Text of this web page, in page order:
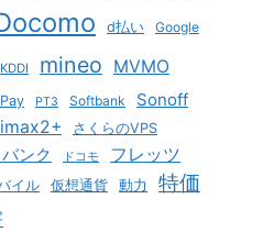
d払い Google
KDDI mineo MVMO
PT3 Softbank Sonoff
さくらのVPS
ンク ドコモ フレッツ
イル 仮想通貨 動力 特価